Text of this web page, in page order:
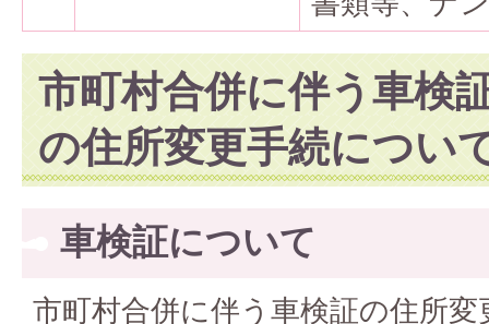
市町村合併に伴う車検
の住所変更手続につい
車検証について
市町村合併に伴う車検証の住所